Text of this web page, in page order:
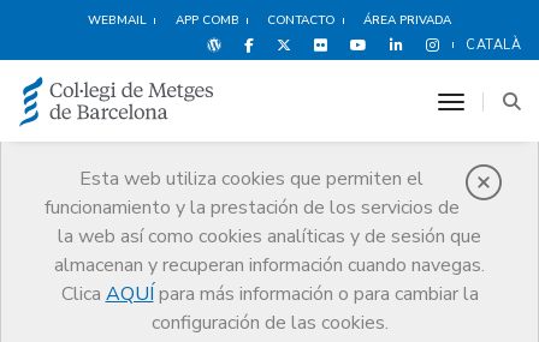
WEBMAIL APP COMB CONTACTO ÁREA PRIVADA
CATALÀ
Esta web utiliza cookies que permiten el
funcionamiento y la prestación de los servicios de
la web así como cookies analíticas y de sesión que
almacenan y recuperan información cuando navegas.
Clica AQUÍ para más información o para cambiar la
configuración de las cookies.
toggle
Premios
El CoMB Guardonat Edició 2011